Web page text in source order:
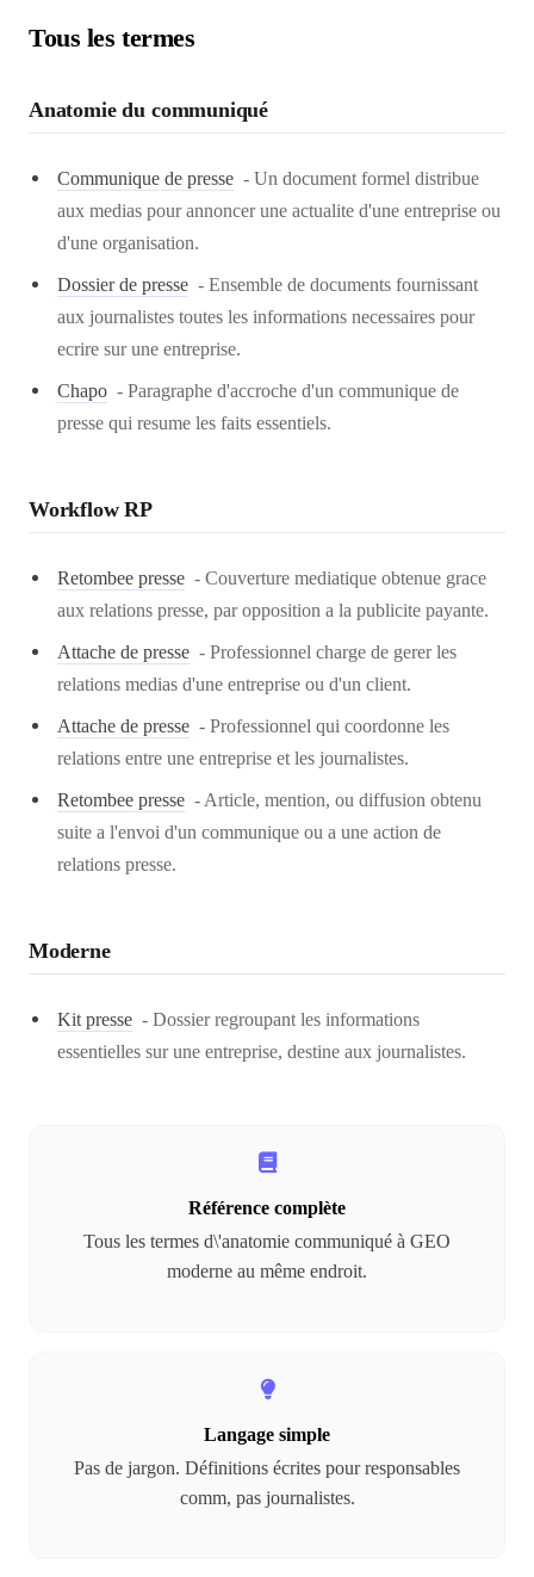
Tous les termes
Anatomie du communiqué
Communique de presse - Un document formel distribue
aux medias pour annoncer une actualite d'une entreprise ou
d'une organisation.
Dossier de presse - Ensemble de documents fournissant
aux journalistes toutes les informations necessaires pour
ecrire sur une entreprise.
Chapo - Paragraphe d'accroche d'un communique de
presse qui resume les faits essentiels.
Workflow RP
Retombee presse - Couverture mediatique obtenue grace
aux relations presse, par opposition a la publicite payante.
Attache de presse - Professionnel charge de gerer les
relations medias d'une entreprise ou d'un client.
Attache de presse - Professionnel qui coordonne les
relations entre une entreprise et les journalistes.
Retombee presse -Article, mention, ou diffusion obtenu
suite a l'envoi d'un communique ou a une action de
relations presse.
Moderne
Kit presse - Dossier regroupant les informations
essentielles sur une entreprise, destine aux journalistes.
Référence complète
Tous les termes d\'anatomie communiqué à GEO
moderne au même endroit.
Langage simple
Pas de jargon. Définitions écrites pour responsables
comm, pas journalistes.